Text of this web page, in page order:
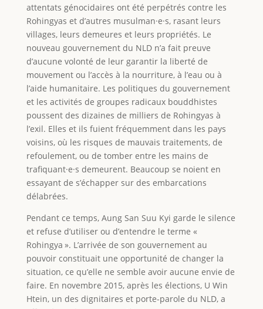
attentats génocidaires ont été perpétrés contre les
Rohingyas et d’autres musulman·e·s, rasant leurs
villages, leurs demeures et leurs propriétés. Le
nouveau gouvernement du NLD n’a fait preuve
d’aucune volonté de leur garantir la liberté de
mouvement ou l’accès à la nourriture, à l’eau ou à
l’aide humanitaire. Les politiques du gouvernement
et les activités de groupes radicaux bouddhistes
poussent des dizaines de milliers de Rohingyas à
l’exil. Elles et ils fuient fréquemment dans les pays
voisins, où les risques de mauvais traitements, de
refoulement, ou de tomber entre les mains de
trafiquant·e·s demeurent. Beaucoup se noient en
essayant de s’échapper sur des embarcations
délabrées.
Pendant ce temps, Aung San Suu Kyi garde le silence
et refuse d’utiliser ou d’entendre le terme «
Rohingya ». L’arrivée de son gouvernement au
pouvoir constituait une opportunité de changer la
situation, ce qu’elle ne semble avoir aucune envie de
faire. En novembre 2015, après les élections, U Win
Htein, un des dignitaires et porte-parole du NLD, a